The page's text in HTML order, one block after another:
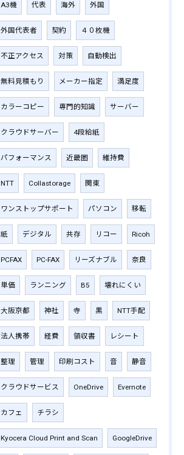
A3機 代表 海外 外国
外国代表者 契約 ４０枚機
不正アクセス 対策 自動検出
無料見積もり メーカー指定 満足度
カラーコピー 専門的知識 サーバー
クラウドサーバー 4段給紙
パフォーマンス 近畿圏 維持費
NTT Collastorage 関東
ワンストップサポート パソコン 移転
紙 デジタル 共存 リコー Ricoh
PCFAX PC-FAX リーズナブル 奈良
単価 ランニング B5 壊れにくい
大阪京都 神社 寺 黒 NTT手配
法人携帯 経費 領収書 レシート
整理 管理 印刷コスト 音 静音
クラウドサービス OneDrive Evernote
カフェ チラシ
Kyocera Cloud Print and Scan GoogleDrive